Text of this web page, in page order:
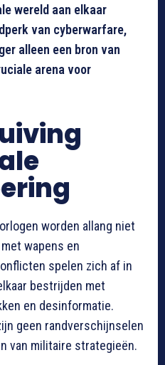
wereld aan elkaar
van cyberwarfare,
alleen een bron van
arena voor
worden allang niet
wapens en
spelen zich af in
bestrijden met
en desinformatie.
geen randverschijnselen
van militaire strategieën.